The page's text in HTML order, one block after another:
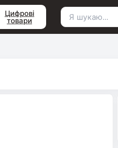
Цифрові
товари
Пошук